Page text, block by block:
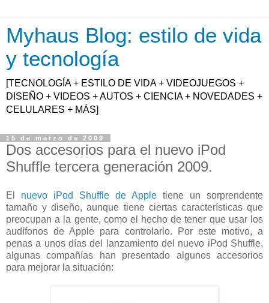
Myhaus Blog: estilo de vida
y tecnología
[TECNOLOGÍA + ESTILO DE VIDA + VIDEOJUEGOS +
DISEÑO + VIDEOS + AUTOS + CIENCIA + NOVEDADES +
CELULARES + MÁS]
15 de marzo de 2009
Dos accesorios para el nuevo iPod
Shuffle tercera generación 2009.
El nuevo iPod Shuffle de Apple tiene un sorprendente
tamaño y diseño, aunque tiene ciertas características que
preocupan a la gente, como el hecho de tener que usar los
audífonos de Apple para controlarlo. Por este motivo, a
penas a unos días del lanzamiento del nuevo iPod Shuffle,
algunas compañías han presentado algunos accesorios
para mejorar la situación: